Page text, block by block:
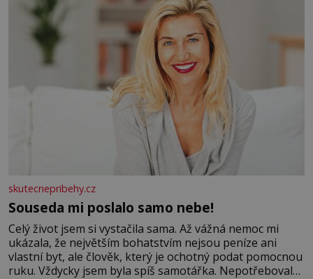
skutecnepribehy.cz
Souseda mi poslalo samo nebe!
Celý život jsem si vystačila sama. Až vážná nemoc mi
ukázala, že největším bohatstvím nejsou peníze ani
vlastní byt, ale člověk, který je ochotný podat pomocnou
ruku. Vždycky jsem byla spíš samotářka. Nepotřebovala